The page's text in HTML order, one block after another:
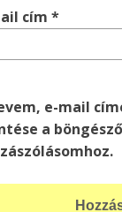
cím*
e-mail
a